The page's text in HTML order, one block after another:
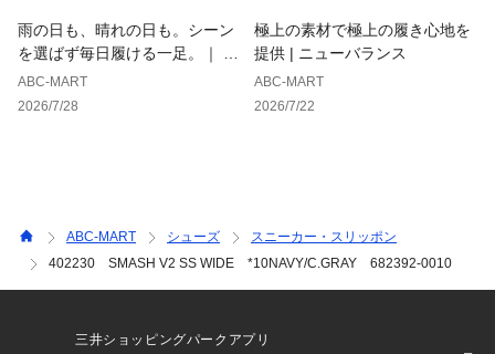
雨の日も、晴れの日も。シーン
を選ばず毎日履ける一足。｜ ホ
ーキンス
ABC-MART
2026/7/28
極上の素材で極上の履き心地を
提供 | ニューバランス
ABC-MART
2026/7/22
ABC-MART シューズ
スニーカー・スリッポン
402230 SMASH V2 SS WIDE *10NAVY/C.GRAY 682392-0010
三井ショッピングパークアプリ